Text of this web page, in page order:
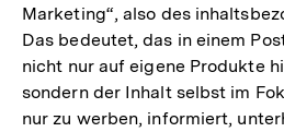
Marketing“, also des
Das bedeutet, das in einem
nicht nur auf eigene Produkte
sondern der Inhalt selbst im
nur zu werben, informiert,